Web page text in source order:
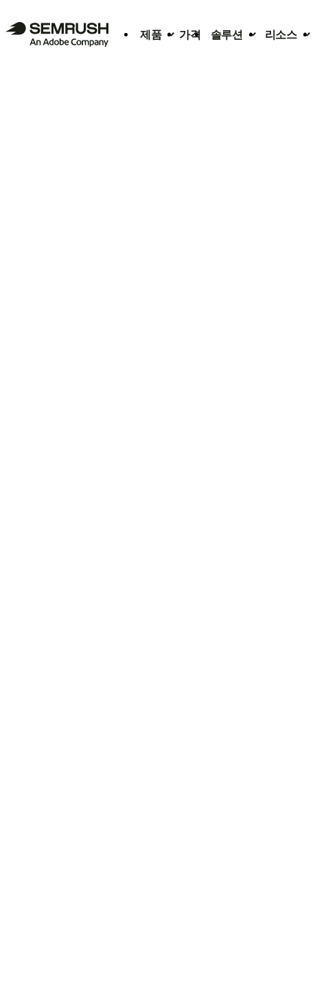
제품 가격 솔루션 리소스